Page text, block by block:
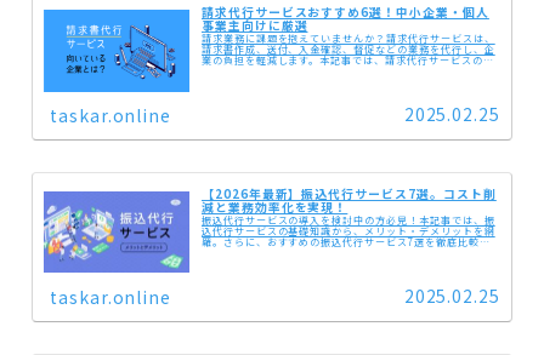
請求代行サービスおすすめ6選！中小企業・個人
事業主向けに厳選
請求業務に課題を抱えていませんか？請求代行サービスは、
請求書作成、送付、入金確認、督促などの業務を代行し、企
業の負担を軽減します。本記事では、請求代行サービスのメ
taskar.online 2025.02.25
【2026年最新】振込代行サービス7選。コスト削
減と業務効率化を実現！
振込代行サービスの導入を検討中の方必見！本記事では、振
込代行サービスの基礎知識から、メリット・デメリットを網
羅。さらに、おすすめの振込代行サービス7選を徹底比較
taskar.online 2025.02.25